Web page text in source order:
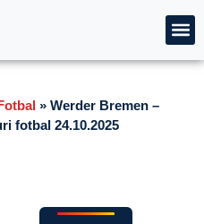
» Werder Bremen –
fotbal 24.10.2025